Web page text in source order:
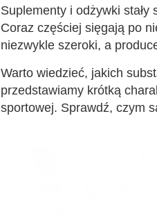
Suplementy i odżywki
Coraz częściej sięgają po
niezwykle szeroki, a
Warto wiedzieć, jakich
przedstawiamy krótką
sportowej. Sprawdź, czym